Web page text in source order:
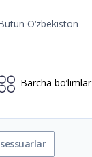
O‘zbekiston
Barcha bo’limlar